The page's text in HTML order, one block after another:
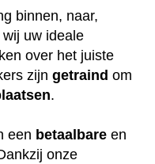
binnen, naar,
uw ideale
over het juiste
zijn getraind om
.
een betaalbare en
onze